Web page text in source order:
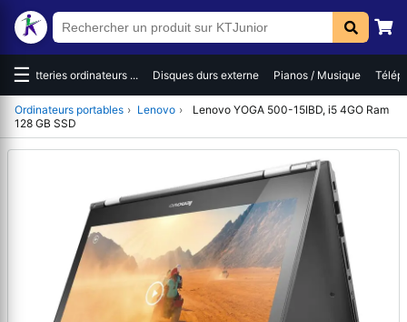
☰Batteries ordinateurs ... Disques durs externe Pianos / Musique
Ordinateurs portables › Lenovo ›
Lenovo YOGA 500-15IBD, i5 4GO Ram
128 GB SSD